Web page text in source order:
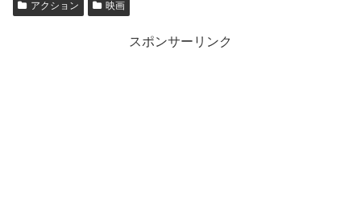
アクション 映画
スポンサーリンク